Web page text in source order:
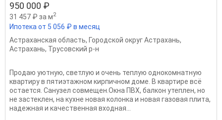
950 000 ₽
31 457 ₽ за м2
Ипотека от 5 056 ₽ в месяц
Астраханская область, Городской округ Астрахань,
Астрахань, Трусовский р-н
Продаю уютную, светлую и очень теплую однокомнатную
квартиру в пятиэтажном кирпичном доме. В квартире всё
остается. Санузел совмещен.Окна ПВХ, балкон утеплен, но
не застеклен, на кухне новая колонка и новая газовая плита,
надежная и качественная входная...